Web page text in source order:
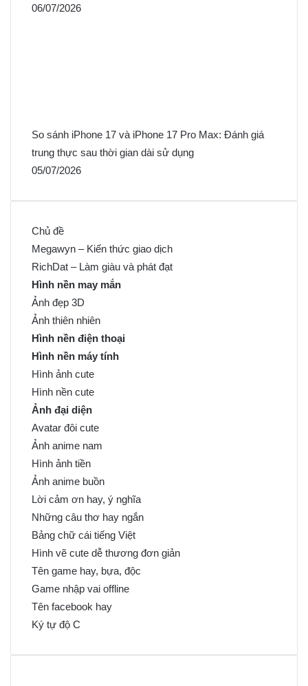
06/07/2026
So sánh iPhone 17 và iPhone 17 Pro Max: Đánh giá
trung thực sau thời gian dài sử dụng
05/07/2026
Chủ đề
Megawyn – Kiến thức giao dịch
RichDat – Làm giàu và phát đạt
Hình nền may mắn
Ảnh đẹp 3D
Ảnh thiên nhiên
Hình nền điện thoại
Hình nền máy tính
Hình ảnh cute
Hình nền cute
Ảnh đại diện
Avatar đôi cute
Ảnh anime nam
Hình ảnh tiền
Ảnh anime buồn
Lời cảm ơn hay, ý nghĩa
Những câu thơ hay ngắn
Bảng chữ cái tiếng Việt
Hình vẽ cute dễ thương đơn giản
Tên game hay, bựa, độc
Game nhập vai offline
Tên facebook hay
Ký tự độ C